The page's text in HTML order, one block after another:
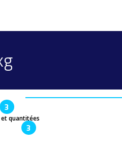
3
quantitées
3